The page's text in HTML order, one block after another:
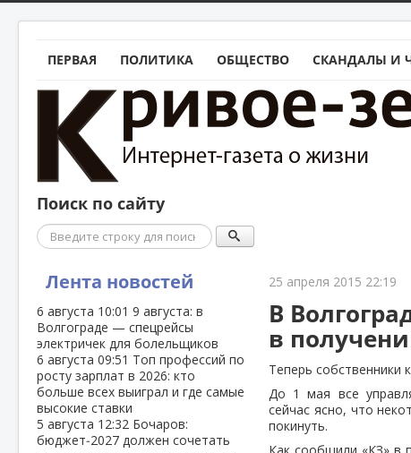
ПЕРВАЯ ПОЛИТИКА ОБЩЕСТВО СКАНДАЛЫ И
Поиск по сайту
Поиск
Лента новостей
6 августа 10:01 9 августа: в
Волгограде — спецрейсы
электричек для болельщиков
6 августа 09:51 Топ профессий по
росту зарплат в 2026: кто
больше всех выиграл и где самые
высокие ставки
5 августа 12:32 Бочаров:
бюджет‑2027 должен сочетать
25 апреля 2015 22:19
В
в
Теперь собственники
До 1 мая все
сейчас ясно, что
покинуть.